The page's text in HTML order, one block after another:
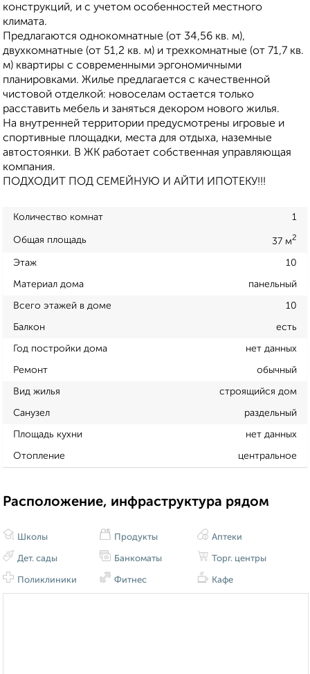
конструкций, и с учетом особенностей местного
климата.
Предлагаются однокомнатные (от 34,56 кв. м),
двухкомнатные (от 51,2 кв. м) и трехкомнатные (от 71,7 кв.
м) квартиры с современными эргономичными
планировками. Жилье предлагается с качественной
чистовой отделкой: новоселам остается только
расставить мебель и заняться декором нового жилья.
На внутренней территории предусмотрены игровые и
спортивные площадки, места для отдыха, наземные
автостоянки. В ЖК работает собственная управляющая
компания.
ПОДХОДИТ ПОД СЕМЕЙНУЮ И АЙТИ ИПОТЕКУ!!!
Количество комнат 1
Общая площадь 37 м2
Этаж 10
Материал дома панельный
Всего этажей в доме 10
Балкон есть
Год постройки дома нет данных
Ремонт обычный
Вид жилья строящийся дом
Санузел раздельный
Площадь кухни нет данных
Отопление центральное
Расположение, инфраструктура рядом
Школы
Дет. сады
Поликлиники
Продукты
Банкоматы
Фитнес
Аптеки
Торг. центры
Кафе